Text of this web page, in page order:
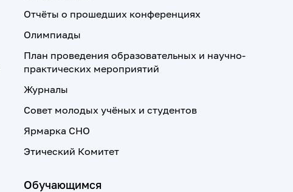
Отчёты о прошедших конференциях
Олимпиады
План проведения образовательных и научно-
практических мероприятий
Журналы
Совет молодых учёных и студентов
Ярмарка СНО
Этический Комитет
Обучающимся